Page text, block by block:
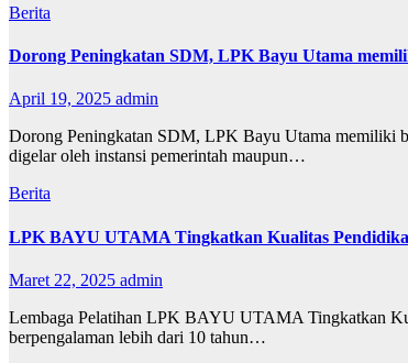
Berita
Dorong Peningkatan SDM, LPK Bayu Utama
April 19, 2025 admin
Dorong Peningkatan SDM, LPK Bayu Utama memiliki
digelar oleh instansi pemerintah maupun…
Berita
LPK BAYU UTAMA Tingkatkan Kualitas
Maret 22, 2025 admin
Lembaga Pelatihan LPK BAYU UTAMA Tingkatkan
berpengalaman lebih dari 10 tahun…